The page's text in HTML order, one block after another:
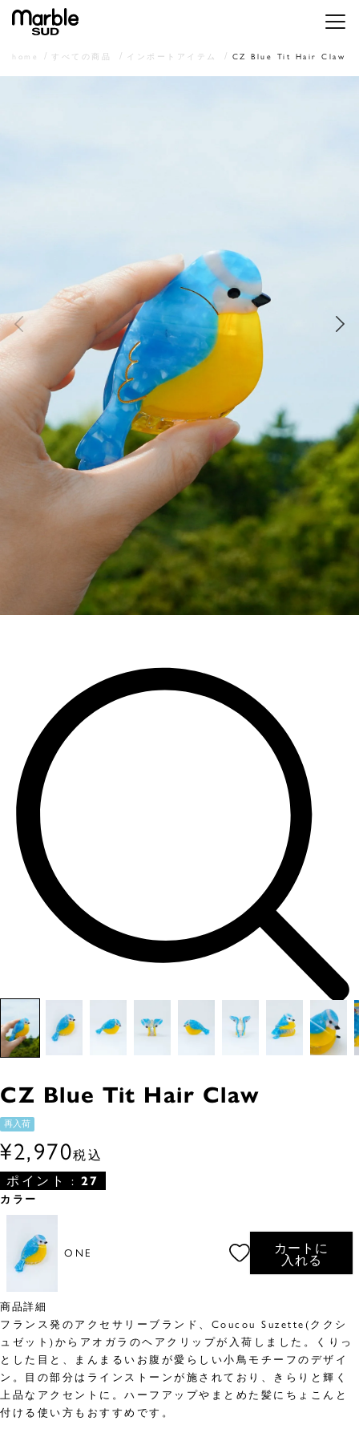
メニ
home すべての商品 インポートアイテム CZ Blue Tit Hair Claw
CZ Blue Tit Hair Claw
再入荷
¥2,970税込
ポイント : 27
カラー
ONE
カートに
入れる
商品詳細
フランス発のアクセサリーブランド、Coucou Suzette(ククシ
ュゼット)からアオガラのヘアクリップが入荷しました。くりっ
とした目と、まんまるいお腹が愛らしい小鳥モチーフのデザイ
ン。目の部分はラインストーンが施されており、きらりと輝く
上品なアクセントに。ハーフアップやまとめた髪にちょこんと
付ける使い方もおすすめです。